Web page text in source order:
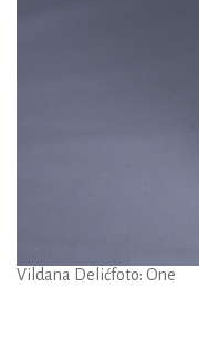
Vildana Delićfoto: One